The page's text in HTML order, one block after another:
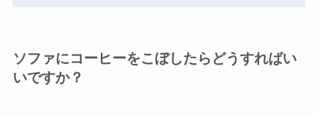
ソファにコーヒーをこぼしたらどうすればい
いですか？